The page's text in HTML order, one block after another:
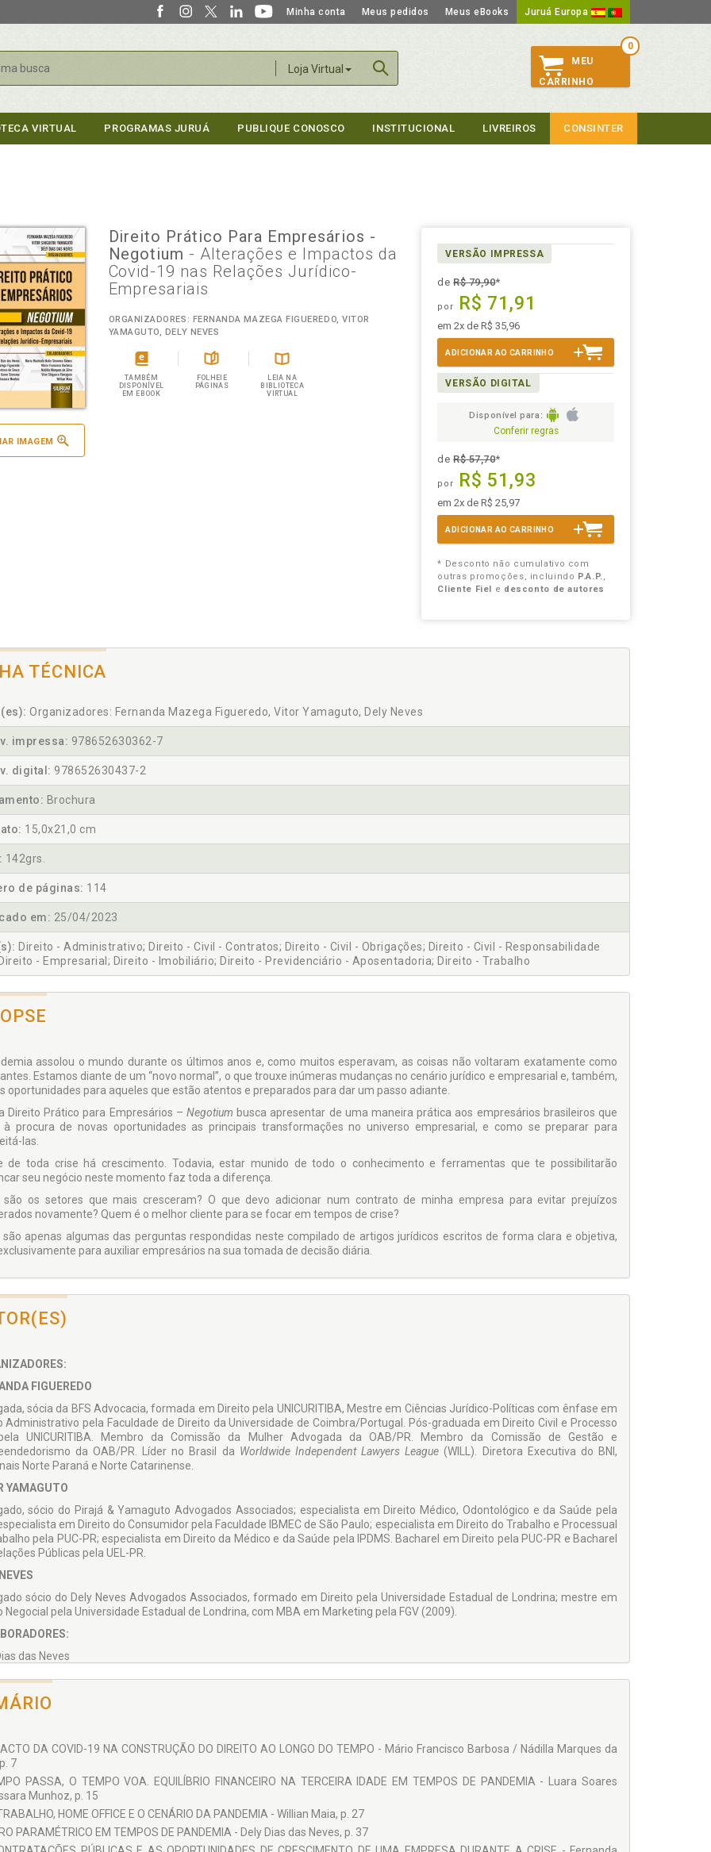
Minha conta Meus pedidos Meus eBooks Juruá Europa
Loja Virtual
0
MEU
CARRINHO
VIRTUAL PROGRAMAS JURUÁ PUBLIQUE CONOSCO INSTITUCIONAL LIVREIROS CONSINTER
IMAGEM
Direito Prático Para Empresários -
Negotium - Alterações e Impactos da
Covid-19 nas Relações Jurídico-
Empresariais
ORGANIZADORES: FERNANDA MAZEGA FIGUEREDO, VITOR
YAMAGUTO, DELY NEVES
TAMBÉM
DISPONÍVEL
EM EBOOK
FOLHEIE
PÁGINAS
LEIA NA
BIBLIOTECA
VIRTUAL
VERSÃO IMPRESSA
deR$ 79,90*
por R$ 71,91
em 2x de R$ 35,96
ADICIONAR AO CARRINHO
VERSÃO DIGITAL
Disponível para:
Conferir regras
deR$ 57,70*
por R$ 51,93
em 2x de R$ 25,97
ADICIONAR AO CARRINHO
* Desconto não cumulativo com
outras promoções, incluindo P.A.P.,
Cliente Fiel
e desconto de autores
TÉCNICA
Organizadores: Fernanda Mazega Figueredo, Vitor Yamaguto, Dely Neves
v. impressa: 978652630362-7
v. digital: 978652630437-2
Brochura
15,0x21,0 cm
142grs.
de páginas: 114
em: 25/04/2023
Direito - Administrativo; Direito - Civil - Contratos; Direito - Civil - Obrigações; Direito - Civil - Responsabilidade
- Empresarial; Direito - Imobiliário; Direito - Previdenciário - Aposentadoria; Direito - Trabalho
assolou o mundo durante os últimos anos e, como muitos esperavam, as coisas não voltaram exatamente como
Estamos diante de um “novo normal”, o que trouxe inúmeras mudanças no cenário jurídico e empresarial e, também,
oportunidades para aqueles que estão atentos e preparados para dar um passo adiante.
Direito Prático para Empresários – Negotium busca apresentar de uma maneira prática aos empresários brasileiros que
à procura de novas oportunidades as principais transformações no universo empresarial, e como se preparar para
las.
de toda crise há crescimento. Todavia, estar munido de todo o conhecimento e ferramentas que te possibilitarão
seu negócio neste momento faz toda a diferença.
são os setores que mais cresceram? O que devo adicionar num contrato de minha empresa para evitar prejuízos
novamente? Quem é o melhor cliente para se focar em tempos de crise?
são apenas algumas das perguntas respondidas neste compilado de artigos jurídicos escritos de forma clara e objetiva,
para auxiliar empresários na sua tomada de decisão diária.
FIGUEREDO
sócia da BFS Advocacia, formada em Direito pela UNICURITIBA, Mestre em Ciências Jurídico-Políticas com ênfase em
Administrativo pela Faculdade de Direito da Universidade de Coimbra/Portugal. Pós-graduada em Direito Civil e Processo
UNICURITIBA. Membro da Comissão da Mulher Advogada da OAB/PR. Membro da Comissão de Gestão e
da OAB/PR. Líder no Brasil da Worldwide Independent Lawyers League (WILL). Diretora Executiva do BNI,
Norte Paraná e Norte Catarinense.
YAMAGUTO
sócio do Pirajá & Yamaguto Advogados Associados; especialista em Direito Médico, Odontológico e da Saúde pela
em Direito do Consumidor pela Faculdade IBMEC de São Paulo; especialista em Direito do Trabalho e Processual
pela PUC-PR; especialista em Direito da Médico e da Saúde pela IPDMS. Bacharel em Direito pela PUC-PR e Bacharel
Públicas pela UEL-PR.
sócio do Dely Neves Advogados Associados, formado em Direito pela Universidade Estadual de Londrina; mestre em
Negocial pela Universidade Estadual de Londrina, com MBA em Marketing pela FGV (2009).
das Neves
Mazega Figueredo
Antonio Barbosa de Souza
Scalassara Munhoz
Nalin Sinnema Gomes
Barbosa
Marques da Silva
Yamaguto
DA COVID-19 NA CONSTRUÇÃO DO DIREITO AO LONGO DO TEMPO - Mário Francisco Barbosa / Nádilla Marques da
7
PASSA, O TEMPO VOA. EQUILÍBRIO FINANCEIRO NA TERCEIRA IDADE EM TEMPOS DE PANDEMIA - Luara Soares
Munhoz, p. 15
HOME OFFICE E O CENÁRIO DA PANDEMIA - Willian Maia, p. 27
PARAMÉTRICO EM TEMPOS DE PANDEMIA - Dely Dias das Neves, p. 37